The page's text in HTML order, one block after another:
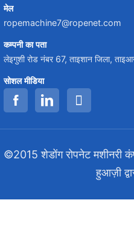
मेल
ropemachine7@ropenet.com
कम्पनी का पता
लेइगुशी रोड नंबर 67, ताइशान जिला,
सोशल मीडिया
©2015 शेडोंग रोपनेट मशीनरी
हुआज़ी